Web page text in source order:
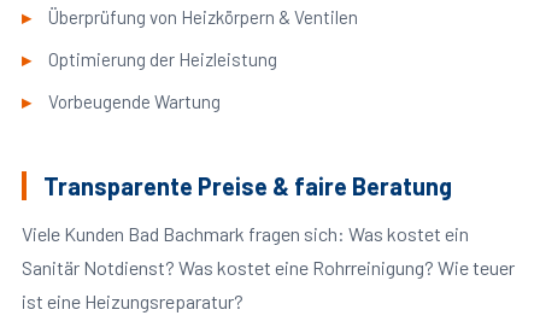
Überprüfung von Heizkörpern & Ventilen
Optimierung der Heizleistung
Vorbeugende Wartung
Transparente Preise & faire Beratung
Viele Kunden Bad Bachmark fragen sich: Was kostet ein
Sanitär Notdienst? Was kostet eine Rohrreinigung? Wie teuer
ist eine Heizungsreparatur?